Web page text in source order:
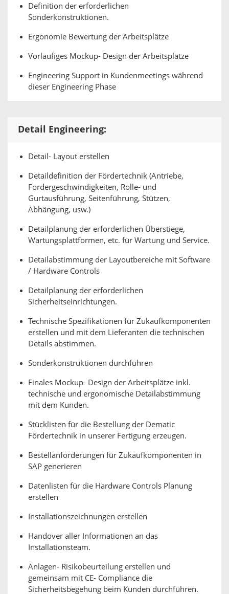
Definition der erforderlichen
Sonderkonstruktionen.
Ergonomie Bewertung der Arbeitsplätze
Vorläufiges Mockup- Design der Arbeitsplätze
Engineering Support in Kundenmeetings während
dieser Engineering Phase
Detail Engineering:
Detail- Layout erstellen
Detaildefinition der Fördertechnik (Antriebe,
Fördergeschwindigkeiten, Rolle- und
Gurtausführung, Seitenführung, Stützen,
Abhängung, usw.)
Detailplanung der erforderlichen Überstiege,
Wartungsplattformen, etc. für Wartung und Service.
Detailabstimmung der Layoutbereiche mit Software
/ Hardware Controls
Detailplanung der erforderlichen
Sicherheitseinrichtungen.
Technische Spezifikationen für Zukaufkomponenten
erstellen und mit dem Lieferanten die technischen
Details abstimmen.
Sonderkonstruktionen durchführen
Finales Mockup- Design der Arbeitsplätze inkl.
technische und ergonomische Detailabstimmung
mit dem Kunden.
Stücklisten für die Bestellung der Dematic
Fördertechnik in unserer Fertigung erzeugen.
Bestellanforderungen für Zukaufkomponenten in
SAP generieren
Datenlisten für die Hardware Controls Planung
erstellen
Installationszeichnungen erstellen
Handover aller Informationen an das
Installationsteam.
Anlagen- Risikobeurteilung erstellen und
gemeinsam mit CE- Compliance die
Sicherheitsbegehung beim Kunden durchführen.